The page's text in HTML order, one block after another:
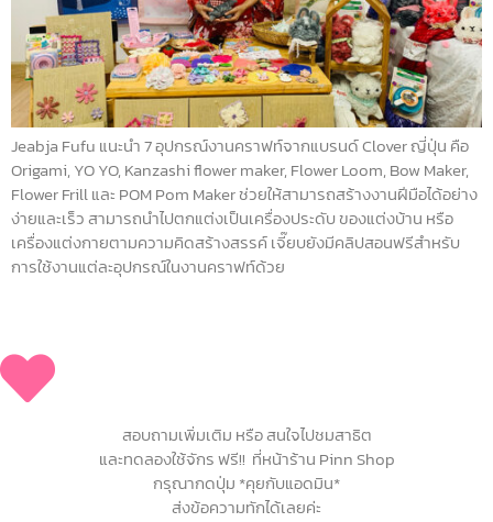
Jeabja Fufu แนะนำ 7 อุปกรณ์งานคราฟท์จากแบรนด์ Clover ญี่ปุ่น คือ
Origami, YO YO, Kanzashi flower maker, Flower Loom, Bow Maker,
Flower Frill และ POM Pom Maker ช่วยให้สามารถสร้างงานฝีมือได้อย่าง
ง่ายและเร็ว สามารถนำไปตกแต่งเป็นเครื่องประดับ ของแต่งบ้าน หรือ
เครื่องแต่งกายตามความคิดสร้างสรรค์ เจี๊ยบยังมีคลิปสอนฟรีสำหรับ
การใช้งานแต่ละอุปกรณ์ในงานคราฟท์ด้วย
สอบถามเพิ่มเติม หรือ สนใจไปชมสาธิต
และทดลองใช้จักร ฟรี!! ที่หน้าร้าน Pinn Shop
กรุณากดปุ่ม *คุยกับแอดมิน*
ส่งข้อความทักได้เลยค่ะ